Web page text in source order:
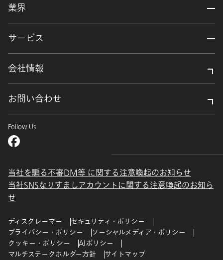
業界
サービス
会社情報
お問い合わせ
Follow Us
当社を騙る不審DM等 に関する注意喚起のお知らせ
当社SNSなりすましアカウントに関する注意喚起のお知ら
せ
ディスクレーマー
セキュリティ・ポリシー
プライバシー・ポリシー
ソーシャルメディア・ポリシー
クッキー・ポリシー
AIポリシー
マルチステークホルダー方針
サイトマップ